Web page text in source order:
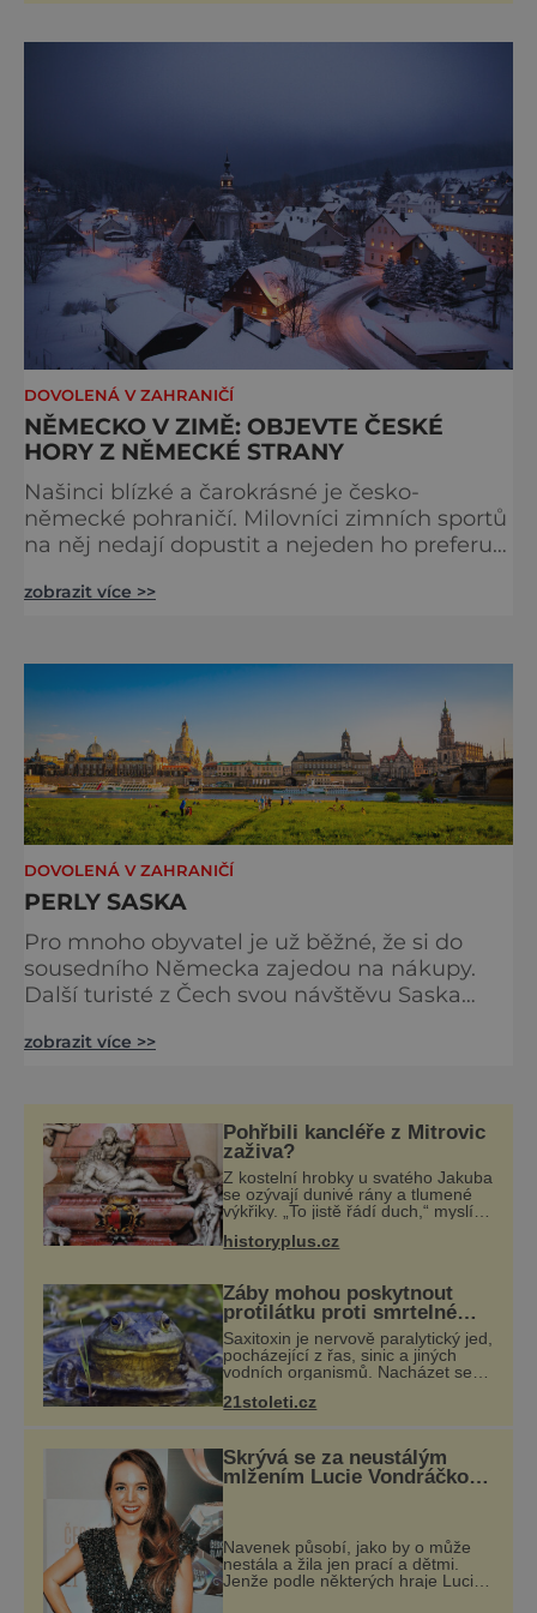
DOVOLENÁ V ZAHRANIČÍ
NĚMECKO V ZIMĚ: OBJEVTE ČESKÉ
HORY Z NĚMECKÉ STRANY
Našinci blízké a čarokrásné je česko-
německé pohraničí. Milovníci zimních sportů
na něj nedají dopustit a nejeden ho preferuje
představte: romanticky zasněžené stromy,
pak můžete nechat své tělo odpočívat
v termálních lázních, nebo navštívit proslulé
sklárny či vánoční trhy. Zimn
zobrazit více >>
DOVOLENÁ V ZAHRANIČÍ
PERLY SASKA
Pro mnoho obyvatel je už běžné, že si do
sousedního Německa zajedou na nákupy.
Další turisté z Čech svou návštěvu Saska
to ale velká škoda. Samotné Drážďany i jejich
dovolenou. Drážďany mají několik jasných
turistických cílů – chrám Fauenkirche,
Zwinger, vyhlídkovou Brü
zobrazit více >>
Pohřbili kancléře z Mitrovic
zaživa?
Z kostelní hrobky u svatého Jakuba
se ozývají dunivé rány a tlumené
výkřiky. „To jistě řádí duch,“ myslí si
grošů by se nikdo neodvážil
historyplus.cz
Žáby mohou poskytnout
protilátku proti smrtelné
otravě měkkýši
Saxitoxin je nervově paralytický jed,
pocházející z řas, sinic a jiných
vodních organismů. Nacházet se
konzumovaných mlžích, jako jsou
21stoleti.cz
Skrývá se za neustálým
mlžením Lucie Vondráčkové
Navenek působí, jako by o může
nestála a žila jen prací a dětmi.
Jenže podle některých hraje Lucie